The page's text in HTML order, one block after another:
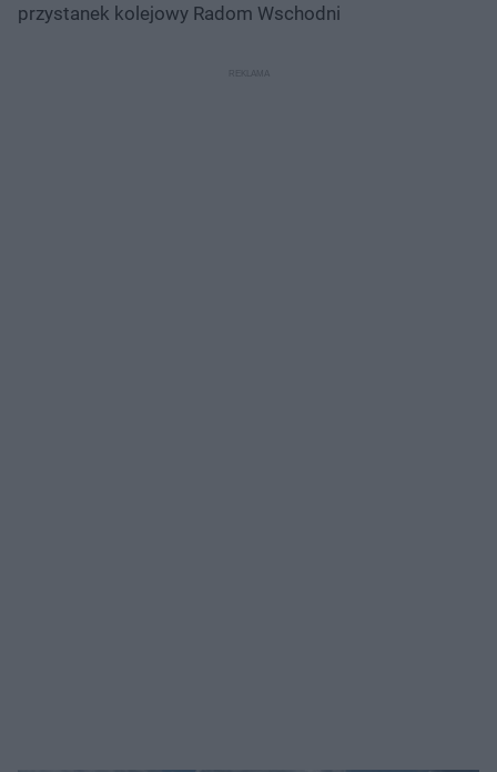
przystanek kolejowy Radom Wschodni